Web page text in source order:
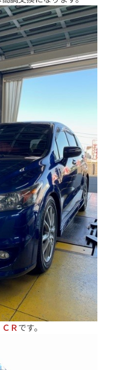
Ｒ です。